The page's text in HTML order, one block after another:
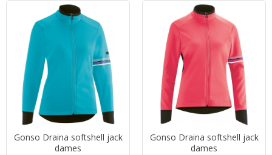
Gonso Draina softshell jack
dames
Gonso Draina softshell jack
dames